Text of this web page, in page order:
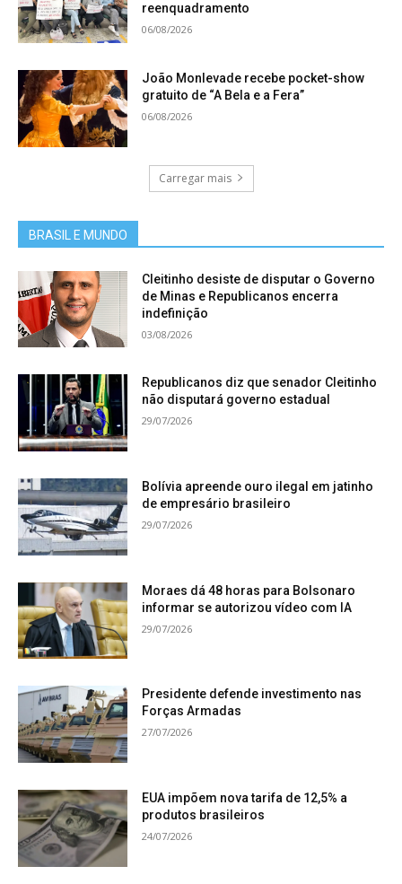
8. Massas alimentícias recheadas (mesmo
instantâneas;
9. Mel natural;
10. Óleo de soja, de milho, canola e demais
12. Polpas de frutas sem açúcar, outros
edulcorantes e conservantes;
13. Produtos hortícolas, frutas e vegetais;
14. Sucos naturais de fruta ou de produtos
conservantes.
Imposto Seletivo
Alíquota extra sobre os seguintes
meio-ambiente:
1. Bebidas açucaradas;
2. Bebidas alcoólicas;
reenquadramento
06/08/2026
João Monlevade recebe pocket-show
gratuito de “A Bela e a Fera”
06/08/2026
Carregar mais
BRASIL E MUNDO
Cleitinho desiste de disputar o Governo
de Minas e Republicanos encerra
indefinição
03/08/2026
Republicanos diz que senador Cleitinho
não disputará governo estadual
29/07/2026
Bolívia apreende ouro ilegal em jatinho
de empresário brasileiro
29/07/2026
Moraes dá 48 horas para Bolsonaro
informar se autorizou vídeo com IA
29/07/2026
Presidente defende investimento nas
Forças Armadas
27/07/2026
EUA impõem nova tarifa de 12,5% a
produtos brasileiros
24/07/2026